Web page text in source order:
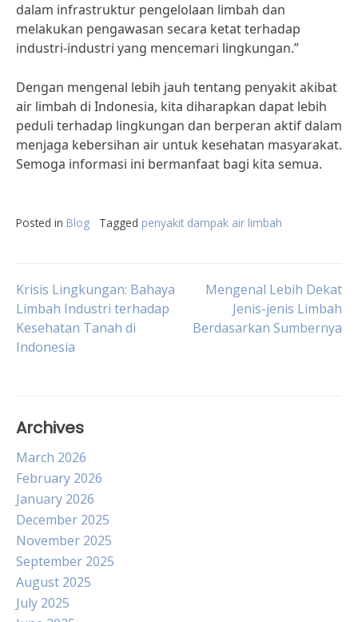
dalam infrastruktur pengelolaan limbah dan
melakukan pengawasan secara ketat terhadap
industri-industri yang mencemari lingkungan.”
Dengan mengenal lebih jauh tentang penyakit akibat
air limbah di Indonesia, kita diharapkan dapat lebih
peduli terhadap lingkungan dan berperan aktif dalam
menjaga kebersihan air untuk kesehatan masyarakat.
Semoga informasi ini bermanfaat bagi kita semua.
Posted in Blog Tagged penyakit dampak air limbah
Post
navigation
Krisis Lingkungan: Bahaya
Limbah Industri terhadap
Kesehatan Tanah di
Indonesia
Mengenal Lebih Dekat
Jenis-jenis Limbah
Berdasarkan Sumbernya
Archives
March 2026
February 2026
January 2026
December 2025
November 2025
September 2025
August 2025
July 2025